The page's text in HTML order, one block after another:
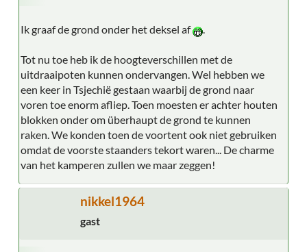
Ik graaf de grond onder het deksel af
Tot nu toe heb ik de hoogteverschillen met de
uitdraaipoten kunnen ondervangen. Wel hebben we
een keer in Tsjechië gestaan waarbij de grond naar
voren toe enorm afliep. Toen moesten er achter houten
blokken onder om überhaupt de grond te kunnen
raken. We konden toen de voortent ook niet gebruiken
omdat de voorste staanders tekort waren... De charme
van het kamperen zullen we maar zeggen!
nikkel1964
gast